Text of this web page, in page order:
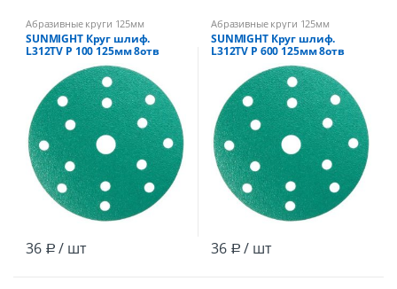
Абразивные круги 125мм
SUNMIGHT Круг шлиф.
L312TV Р 100 125мм 8отв
зеленый /100
36 Р / шт
Абразивные круги 125мм
SUNMIGHT Круг шлиф.
L312TV Р 600 125мм 8отв
зеленый /100
36 Р / шт